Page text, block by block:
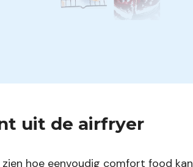
uit de airfryer
hoe eenvoudig comfort food kan